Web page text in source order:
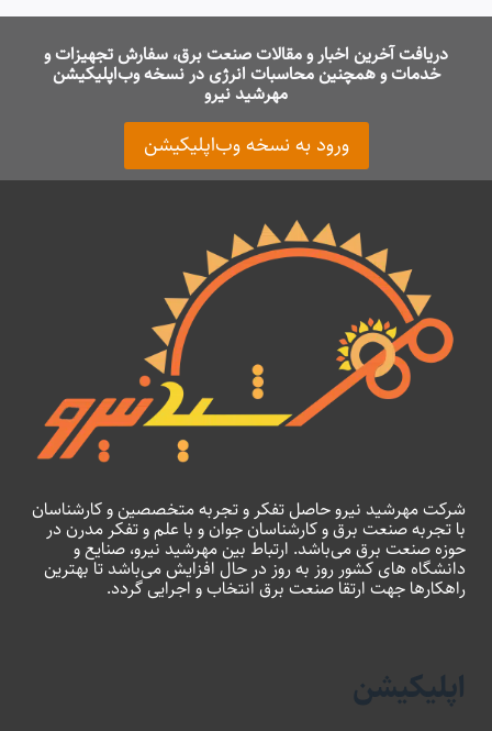
دریافت آخرین اخبار و مقالات صنعت برق، سفارش تجهیزات و
خدمات و همچنین محاسبات انرژی در نسخه وب‌اپلیکیشن
مهرشید نیرو
ورود به نسخه وب‌اپلیکیشن
شرکت مهرشید نیرو حاصل تفکر و تجربه متخصصین و کارشناسان
با تجربه صنعت برق و کارشناسان جوان و با علم و تفکر مدرن در
حوزه صنعت برق می‌باشد. ارتباط بین مهرشید نیرو، صنایع و
دانشگاه های کشور روز به روز در حال افزایش می‌باشد تا بهترین
راهکارها جهت ارتقا صنعت برق انتخاب و اجرایی گردد.
اپلیکیشن